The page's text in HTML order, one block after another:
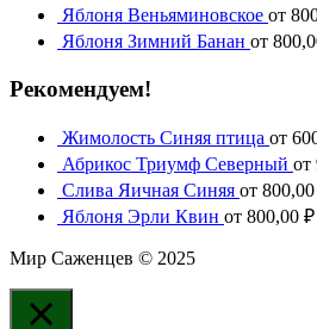
Яблоня Веньяминовское от
Яблоня Зимний Банан от
Рекомендуем!
Жимолость Синяя птица от
Абрикос Триумф Северный от
Слива Яичная Синяя от 800,00
Яблоня Эрли Квин от 800,00 ₽
Мир Саженцев © 2025